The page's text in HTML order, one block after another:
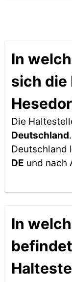
In
sich die
Die
Deutschland
Deutschland
DE und nach
In